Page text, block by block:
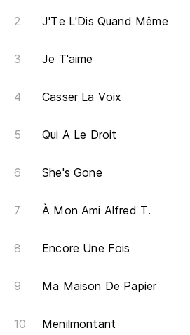
J'Te L'Dis Quand Même
Je T'aime
Casser La Voix
Qui A Le Droit
She's Gone
À Mon Ami Alfred T.
Encore Une Fois
Ma Maison De Papier
Menilmontant